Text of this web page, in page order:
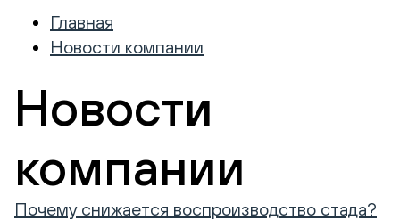
Главная
Новости компании
Новости
компании
Почему снижается воспроизводство стада?